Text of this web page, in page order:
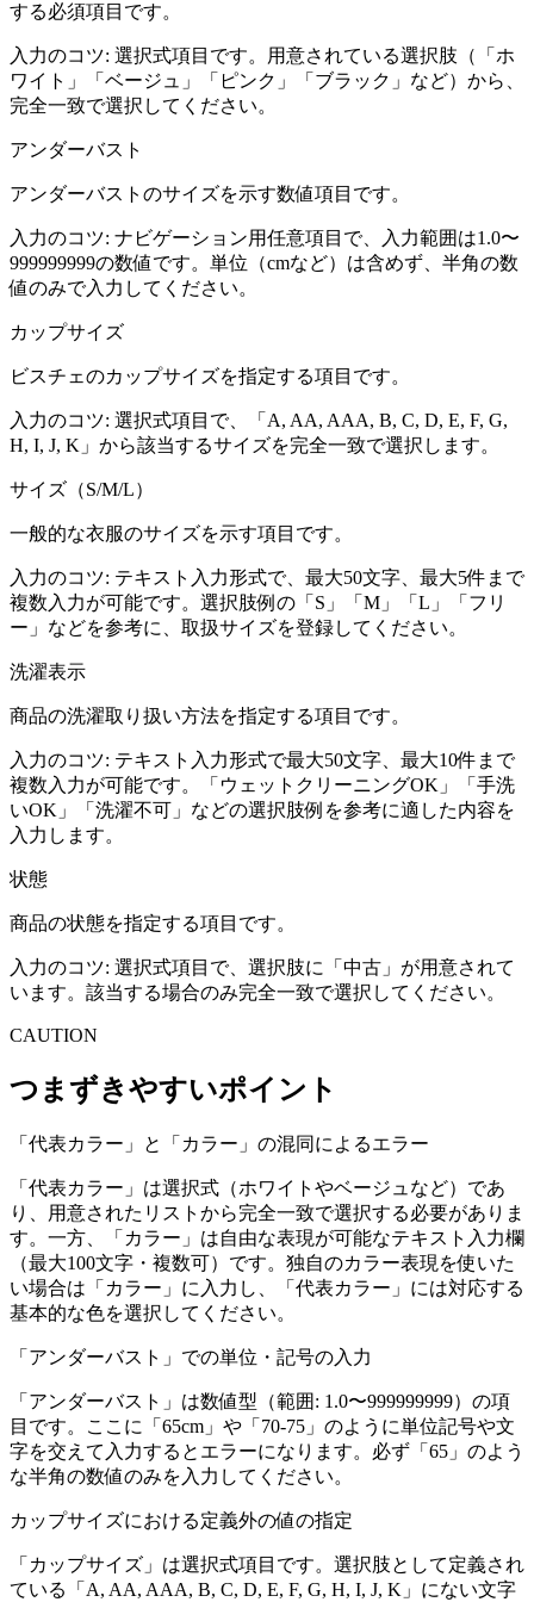
する必須項目です。
入力のコツ: 選択式項目です。用意されている選択肢（「ホ
ワイト」「ベージュ」「ピンク」「ブラック」など）から、
完全一致で選択してください。
アンダーバスト
アンダーバストのサイズを示す数値項目です。
入力のコツ: ナビゲーション用任意項目で、入力範囲は1.0〜
999999999の数値です。単位（cmなど）は含めず、半角の数
値のみで入力してください。
カップサイズ
ビスチェのカップサイズを指定する項目です。
入力のコツ: 選択式項目で、「A, AA, AAA, B, C, D, E, F, G,
H, I, J, K」から該当するサイズを完全一致で選択します。
サイズ（S/M/L）
一般的な衣服のサイズを示す項目です。
入力のコツ: テキスト入力形式で、最大50文字、最大5件まで
複数入力が可能です。選択肢例の「S」「M」「L」「フリ
ー」などを参考に、取扱サイズを登録してください。
洗濯表示
商品の洗濯取り扱い方法を指定する項目です。
入力のコツ: テキスト入力形式で最大50文字、最大10件まで
複数入力が可能です。「ウェットクリーニングOK」「手洗
いOK」「洗濯不可」などの選択肢例を参考に適した内容を
入力します。
状態
商品の状態を指定する項目です。
入力のコツ: 選択式項目で、選択肢に「中古」が用意されて
います。該当する場合のみ完全一致で選択してください。
CAUTION
つまずきやすいポイント
「代表カラー」と「カラー」の混同によるエラー
「代表カラー」は選択式（ホワイトやベージュなど）であ
り、用意されたリストから完全一致で選択する必要がありま
す。一方、「カラー」は自由な表現が可能なテキスト入力欄
（最大100文字・複数可）です。独自のカラー表現を使いた
い場合は「カラー」に入力し、「代表カラー」には対応する
基本的な色を選択してください。
「アンダーバスト」での単位・記号の入力
「アンダーバスト」は数値型（範囲: 1.0〜999999999）の項
目です。ここに「65cm」や「70-75」のように単位記号や文
字を交えて入力するとエラーになります。必ず「65」のよう
な半角の数値のみを入力してください。
カップサイズにおける定義外の値の指定
「カップサイズ」は選択式項目です。選択肢として定義され
ている「A, AA, AAA, B, C, D, E, F, G, H, I, J, K」にない文字